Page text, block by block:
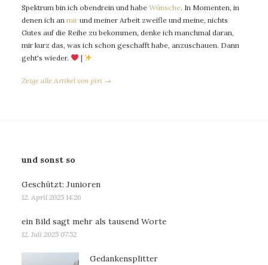
Spektrum bin ich obendrein und habe Wünsche. In Momenten, in
denen ich an mir und meiner Arbeit zweifle und meine, nichts
Gutes auf die Reihe zu bekommen, denke ich manchmal daran,
mir kurz das, was ich schon geschafft habe, anzuschauen. Dann
geht's wieder.
|
Zeige alle Artikel von piri →
und sonst so
Geschützt: Junioren
12. April 2025 14:26
ein Bild sagt mehr als tausend Worte
12. Juli 2025 07:52
Gedankensplitter